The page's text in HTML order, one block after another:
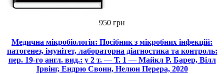
950 грн
Медична мікробіологія: Посібник з мікробних інфекцій:
патогенез, імунітет, лабораторна діагностика та контроль:
пер. 19-го англ. вид.: у 2 т. — Т. 1 — Майкл Р. Барер, Вілл
Ірвінг, Ендрю Свонн, Нелюн Перера, 2020